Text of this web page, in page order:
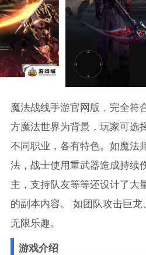
魔法战线手游官网版，完全符
方魔法世界为背景，玩家可选
不同职业，各有特色。如魔法
法，战士使用重武器造成持续
主，支持队友等等还设计了大
的副本内容。 如团队攻击巨
无限乐趣。
游戏介绍